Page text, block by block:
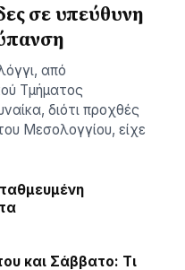
σε υπεύθυνη
από
Τμήματος
διότι προχθές
Μεσολογγίου, είχε
και Σάββατο: Τι